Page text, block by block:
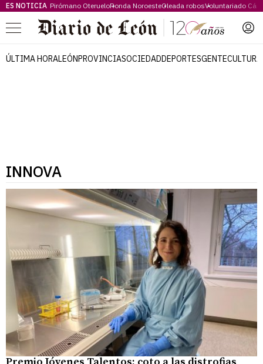
ES NOTICIA Pirómano OterueloRonda NoroesteOleada robosVoluntariado
Menú
ÚLTIMA HORALEÓNPROVINCIASOCIEDADDEPORTESGENTECULTURA
INNOVA